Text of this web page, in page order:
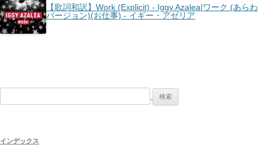
【歌詞和訳】Work (Explicit) - Iggy Azalea|ワーク (あらわ
バージョン)(お仕事) - イギー・アゼリア
インデックス